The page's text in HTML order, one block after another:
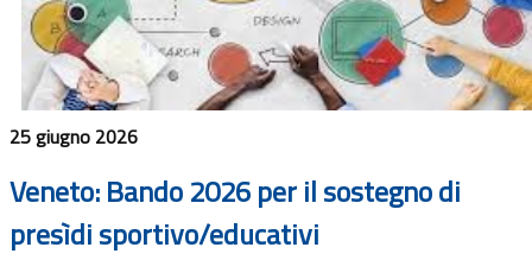
25 giugno 2026
Veneto: Bando 2026 per il sostegno di
presìdi sportivo/educativi